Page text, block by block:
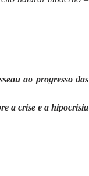
ao progresso das
a crise e a hipocrisia